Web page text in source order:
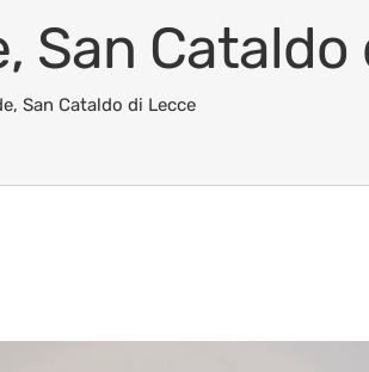
San
San Cataldo di Lecce